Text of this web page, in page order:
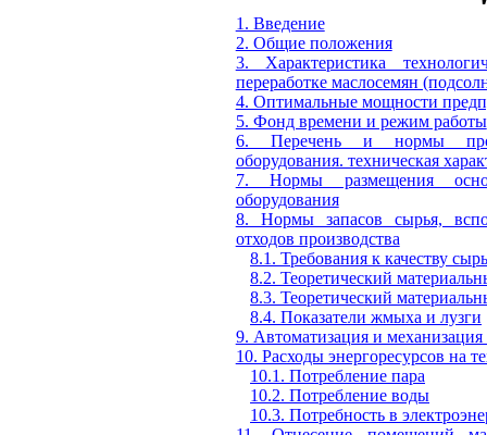
1. Введение
2. Общие положения
3. Характеристика
переработке маслосемян
4. Оптимальные мощности
5. Фонд времени и режим работы
6. Перечень и нормы
оборудования. техническая
7. Нормы размещения
оборудования
8. Нормы запасов сырья,
отходов производства
8.1. Требования к качеству
8.2. Теоретический
8.3. Теоретический
8.4. Показатели жмыха и лузги
9. Автоматизация и
10. Расходы энергоресурсов на
10.1. Потребление пара
10.2. Потребление воды
10.3. Потребность в